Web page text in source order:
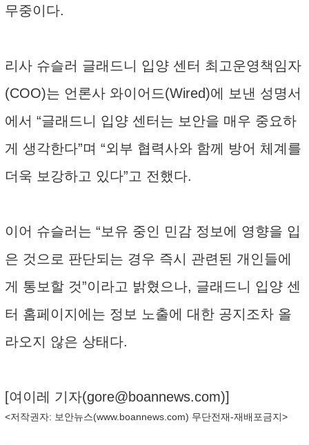
무중이다.
리사 슈슬러 글래드니 입양 센터 최고운영책임자
(COO)는 언론사 와이어드(Wired)에 보낸 성명서
에서 “글래드니 입양 센터는 보안을 매우 중요하
게 생각한다”며 “외부 협력사와 함께 방어 체계를
더욱 보강하고 있다”고 전했다.
이어 슈슬러는 “보유 중인 민감 정보에 영향을 입
은 것으로 판단되는 경우 즉시 관련된 개인들에
게 통보할 것”이라고 밝혔으나, 글래드니 입양 센
터 홈페이지에는 정보 노출에 대한 공지조차 올
라오지 않은 상태다.
[여이레 기자(gore@boannews.com)]
<저작권자: 보안뉴스(www.boannews.com) 무단전재-재배포금지>